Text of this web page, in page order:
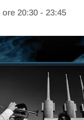
ore 20:30 -23:45